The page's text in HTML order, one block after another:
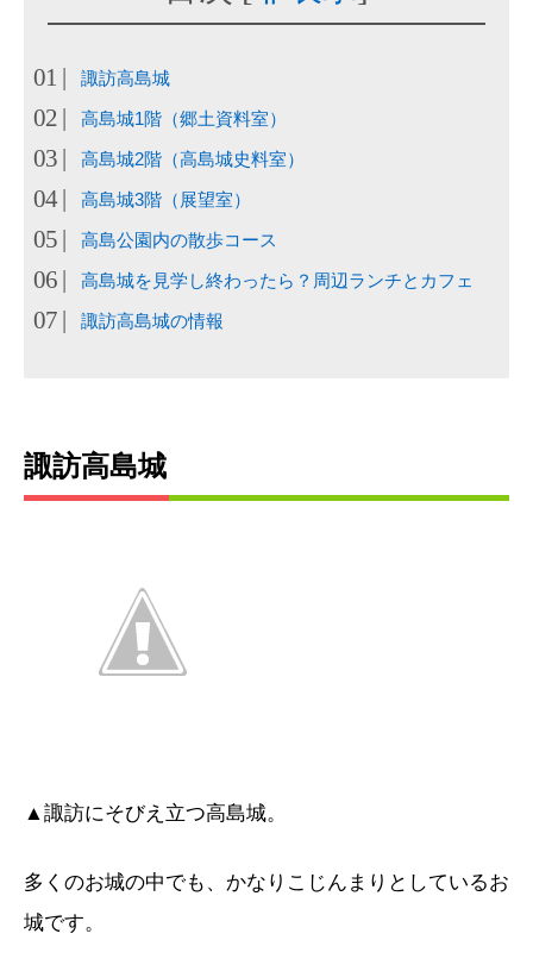
諏訪高島城
高島城1階（郷土資料室）
高島城2階（高島城史料室）
高島城3階（展望室）
高島公園内の散歩コース
高島城を見学し終わったら？周辺ランチとカフェ
諏訪高島城の情報
諏訪高島城
▲諏訪にそびえ立つ高島城。
多くのお城の中でも、かなりこじんまりとしているお
城です。